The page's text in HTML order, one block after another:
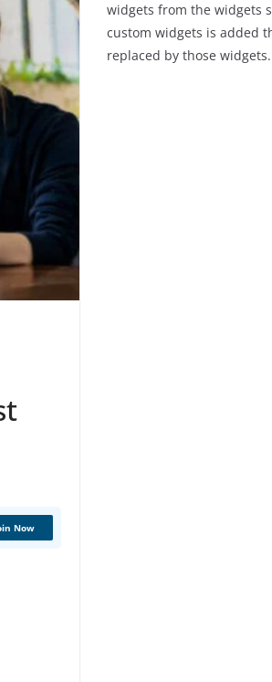
Now
widgets from the widgets
custom widgets is added
replaced by those widgets.